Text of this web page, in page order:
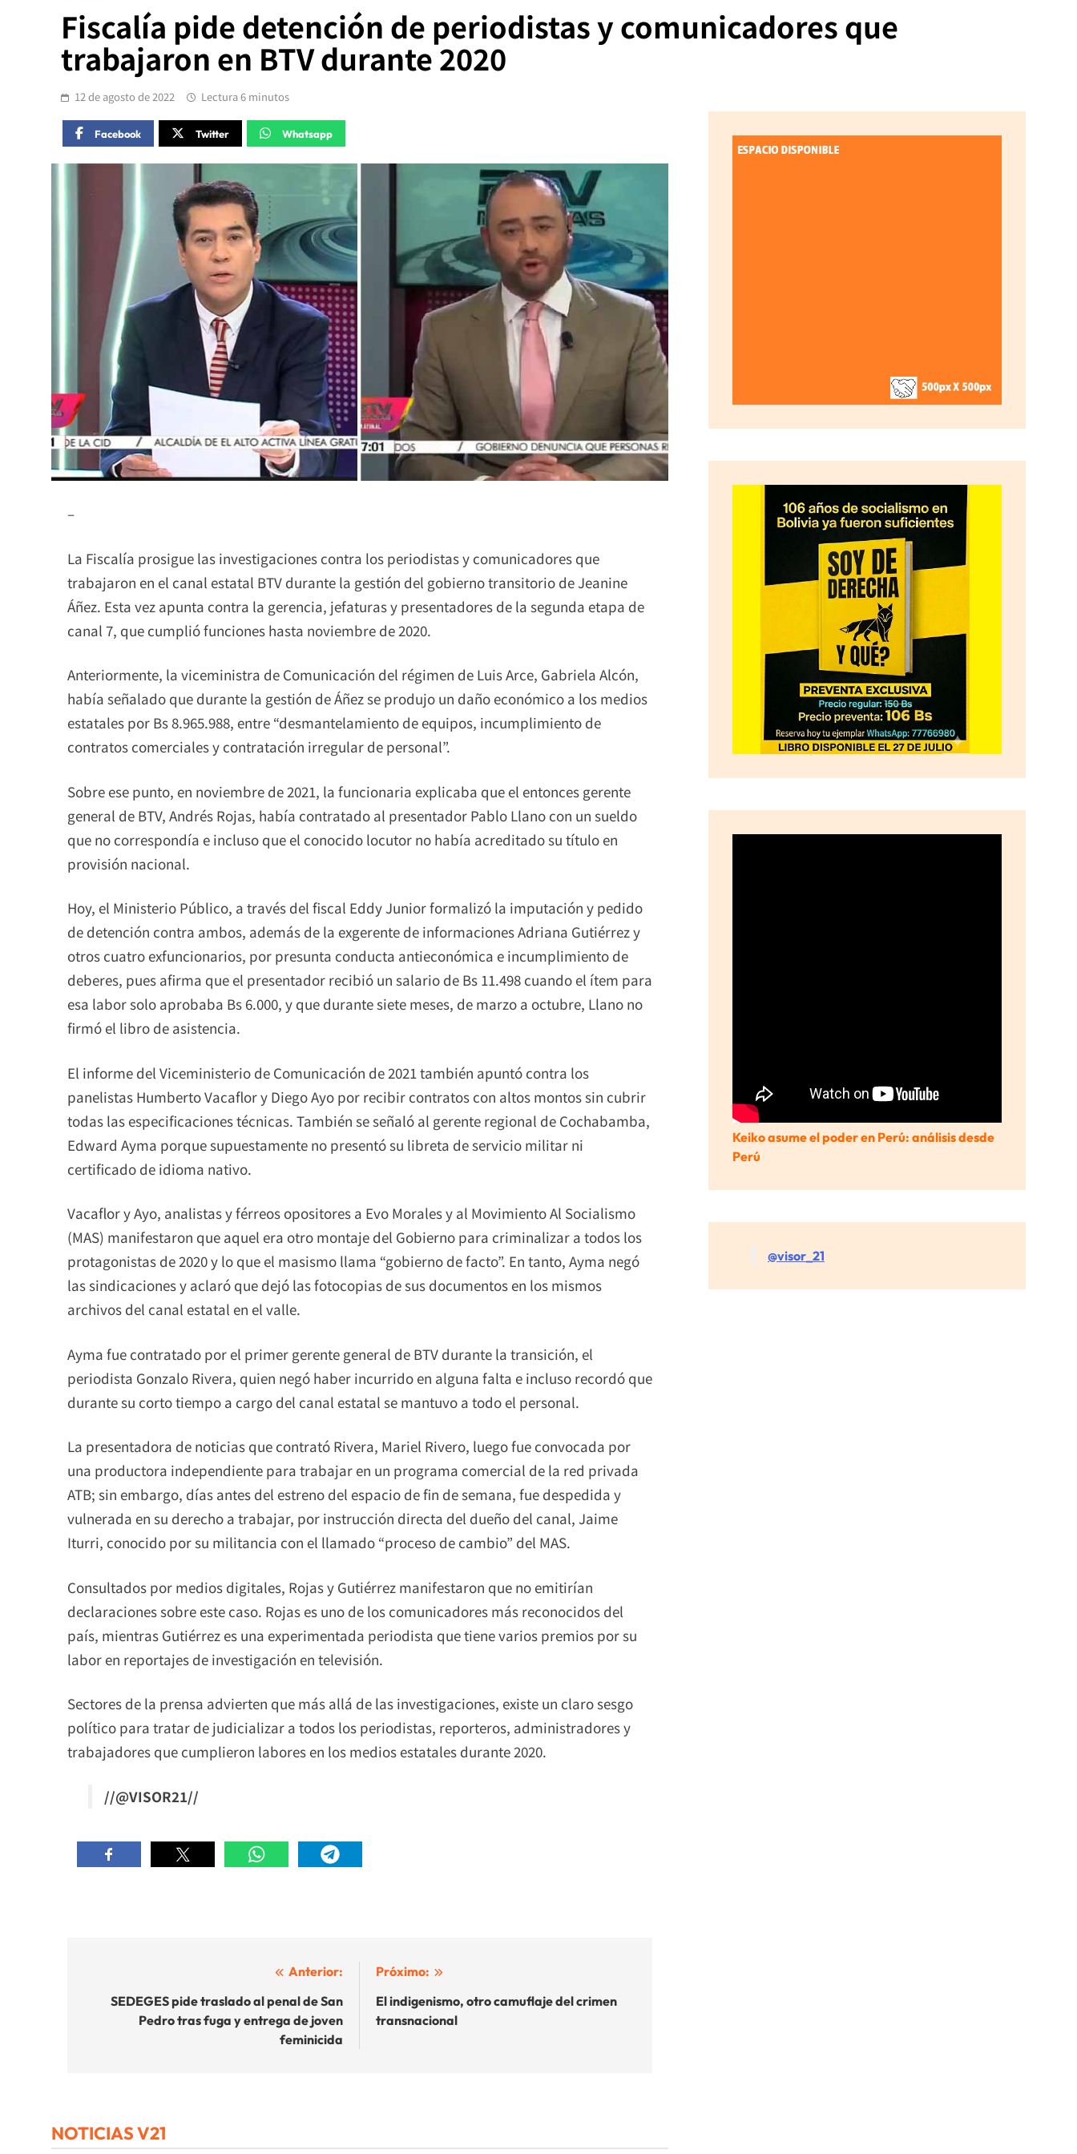
Fiscalía pide detención de periodistas y comunicadores que
trabajaron en BTV durante 2020
12 de agosto de 2022 Lectura 6 minutos
Facebook Twitter Whatsapp
–
La Fiscalía prosigue las investigaciones contra los periodistas y comunicadores que
trabajaron en el canal estatal BTV durante la gestión del gobierno transitorio de Jeanine
Áñez. Esta vez apunta contra la gerencia, jefaturas y presentadores de la segunda etapa de
canal 7, que cumplió funciones hasta noviembre de 2020.
Anteriormente, la viceministra de Comunicación del régimen de Luis Arce, Gabriela Alcón,
había señalado que durante la gestión de Áñez se produjo un daño económico a los medios
estatales por Bs 8.965.988, entre “desmantelamiento de equipos, incumplimiento de
contratos comerciales y contratación irregular de personal”.
Sobre ese punto, en noviembre de 2021, la funcionaria explicaba que el entonces gerente
general de BTV, Andrés Rojas, había contratado al presentador Pablo Llano con un sueldo
que no correspondía e incluso que el conocido locutor no había acreditado su título en
provisión nacional.
Hoy, el Ministerio Público, a través del fiscal Eddy Junior formalizó la imputación y pedido
de detención contra ambos, además de la exgerente de informaciones Adriana Gutiérrez y
otros cuatro exfuncionarios, por presunta conducta antieconómica e incumplimiento de
deberes, pues afirma que el presentador recibió un salario de Bs 11.498 cuando el ítem para
esa labor solo aprobaba Bs 6.000, y que durante siete meses, de marzo a octubre, Llano no
firmó el libro de asistencia.
El informe del Viceministerio de Comunicación de 2021 también apuntó contra los
panelistas Humberto Vacaflor y Diego Ayo por recibir contratos con altos montos sin cubrir
todas las especificaciones técnicas. También se señaló al gerente regional de Cochabamba,
Edward Ayma porque supuestamente no presentó su libreta de servicio militar ni
certificado de idioma nativo.
Vacaflor y Ayo, analistas y férreos opositores a Evo Morales y al Movimiento Al Socialismo
(MAS) manifestaron que aquel era otro montaje del Gobierno para criminalizar a todos los
protagonistas de 2020 y lo que el masismo llama “gobierno de facto”. En tanto, Ayma negó
las sindicaciones y aclaró que dejó las fotocopias de sus documentos en los mismos
archivos del canal estatal en el valle.
Ayma fue contratado por el primer gerente general de BTV durante la transición, el
periodista Gonzalo Rivera, quien negó haber incurrido en alguna falta e incluso recordó que
durante su corto tiempo a cargo del canal estatal se mantuvo a todo el personal.
La presentadora de noticias que contrató Rivera, Mariel Rivero, luego fue convocada por
una productora independiente para trabajar en un programa comercial de la red privada
ATB; sin embargo, días antes del estreno del espacio de fin de semana, fue despedida y
vulnerada en su derecho a trabajar, por instrucción directa del dueño del canal, Jaime
Iturri, conocido por su militancia con el llamado “proceso de cambio” del MAS.
Consultados por medios digitales, Rojas y Gutiérrez manifestaron que no emitirían
declaraciones sobre este caso. Rojas es uno de los comunicadores más reconocidos del
país, mientras Gutiérrez es una experimentada periodista que tiene varios premios por su
labor en reportajes de investigación en televisión.
Sectores de la prensa advierten que más allá de las investigaciones, existe un claro sesgo
político para tratar de judicializar a todos los periodistas, reporteros, administradores y
trabajadores que cumplieron labores en los medios estatales durante 2020.
//@VISOR21//
entradas
Anterior:
SEDEGES pide traslado al penal de San
Pedro tras fuga y entrega de joven
feminicida
Próximo:
El indigenismo, otro camuflaje del crimen
transnacional
NOTICIAS V21
Keiko asume el poder en Perú: análisis desde
Perú
@visor_21